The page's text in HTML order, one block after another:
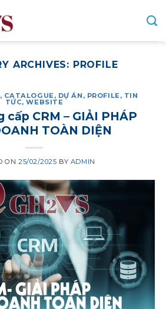
ARCHIVES: PROFILE
, CATALOGUE, DỰ ÁN , PROFILE, TIN
TỨC,WEBSITE
cấp CRM – GIẢI PHÁP
TOÀN DIỆN
ON 25/02/2025 BY ADMIN